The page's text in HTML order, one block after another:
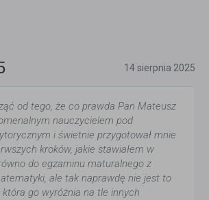
14 sierpnia 2025
od tego, że co prawda Pan Mateusz
nauczycielem pod
i świetnie przygotował mnie
kroków, jakie stawiałem w
do egzaminu maturalnego z
ale tak naprawdę nie jest to
która go wyróżnia na tle innych